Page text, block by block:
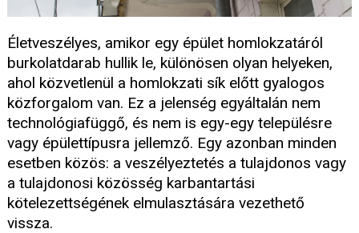
Életveszélyes, amikor egy épület homlokzatáról
burkolatdarab hullik le, különösen olyan helyeken,
ahol közvetlenül a homlokzati sík előtt gyalogos
közforgalom van. Ez a jelenség egyáltalán nem
technológiafüggő, és nem is egy-egy településre
vagy épülettípusra jellemző. Egy azonban minden
esetben közös: a veszélyeztetés a tulajdonos vagy
a tulajdonosi közösség karbantartási
kötelezettségének elmulasztására vezethető
vissza.